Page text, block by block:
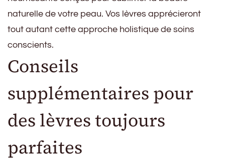
naturelle de votre peau. Vos lèvres apprécieront
tout autant cette approche holistique de soins
conscients.
Conseils
supplémentaires pour
des lèvres toujours
parfaites